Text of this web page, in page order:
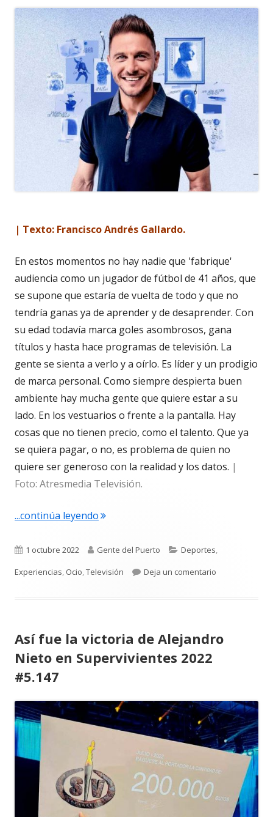
| Texto: Francisco Andrés Gallardo.
En estos momentos no hay nadie que 'fabrique'
audiencia como un jugador de fútbol de 41 años, que
se supone que estaría de vuelta de todo y que no
tendría ganas ya de aprender y de desaprender. Con
su edad todavía marca goles asombrosos, gana
títulos y hasta hace programas de televisión. La
gente se sienta a verlo y a oírlo. Es líder y un prodigio
de marca personal. Como siempre despierta buen
ambiente hay mucha gente que quiere estar a su
lado. En los vestuarios o frente a la pantalla. Hay
cosas que no tienen precio, como el talento. Que ya
se quiera pagar, o no, es problema de quien no
quiere ser generoso con la realidad y los datos. |
Foto: Atresmedia Televisión.
...continúa leyendo"Joaquín. El de Fermesa #5.212"
Publicado
el
1 octubre 2022 Autor
Gente del Puerto Categorías
Deportes,
Experiencias, Ocio,Televisión Deja un comentario
Así fue la victoria de Alejandro
Nieto en Supervivientes 2022
#5.147